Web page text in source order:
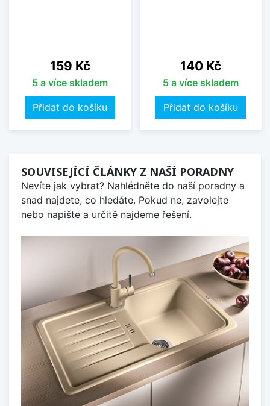
Cena
159 Kč
5 a více skladem
Přidat do košíku
Cena
140 Kč
5 a více skladem
Přidat do košíku
SOUVISEJÍCÍ ČLÁNKY Z NAŠÍ PORADNY
Nevíte jak vybrat? Nahlédněte do naší poradny a
snad najdete, co hledáte. Pokud ne, zavolejte
nebo napište a určitě najdeme řešení.